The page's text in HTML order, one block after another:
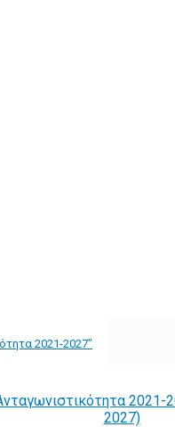
2021-2027”
2027)